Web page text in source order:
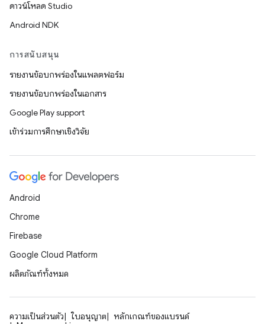
ดาวน์โหลด Studio
Android NDK
การสนับสนุน
รายงานข้อบกพร่องในแพลตฟอร์ม
รายงานข้อบกพร่องในเอกสาร
Google Play support
เข้าร่วมการศึกษาเชิงวิจัย
Android
Chrome
Firebase
Google Cloud Platform
ผลิตภัณฑ์ทั้งหมด
ความเป็นส่วนตัว ใบอนุญาต
หลักเกณฑ์ของแบรนด์